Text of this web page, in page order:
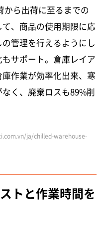
から出荷に至るまでの
、商品の使用期限に応
管理を行えるようにし
サポート。倉庫レイア
作業が効率化出来、寒
く、廃棄ロスも89%削
ja/chilled-warehouse-
トと作業時間を